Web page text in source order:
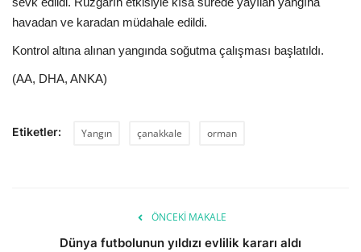
havadan ve karadan müdahale edildi.
Kontrol altına alınan yangında soğutma çalışması başlatıldı.
(AA, DHA, ANKA)
Etiketler: Yangın çanakkale orman
ÖNCEKI MAKALE
Dünya futbolunun yıldızı evlilik kararı aldı